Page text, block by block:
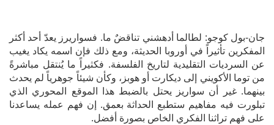
جان‑بول كوجو: لطالما أدهشني تناقضٌ ما. فسواريرز يعدّ أحد أكثر
المفكرين تأثيراً في أوروبا الحديثة، ومع ذلك فإن اسمه يكاد يغيب
عن السرديات التقليدية لتاريخ الفلسفة. فكثيراً ما يُنتقل مباشرةً
من توما الأكويني إلى ديكارت أو هوبز، وكأن شيئاً جوهرياً لم يحدث
بينهما. غير أن سواريز يحتل بالضبط هذا الموقع المحوري الذي
تبلورت فيه مفاهيم ستطبع الحداثة بعمق. إن فهم عمله يساعدنا
على فهم تراثنا الفكري الخاص بصورة أفضل.